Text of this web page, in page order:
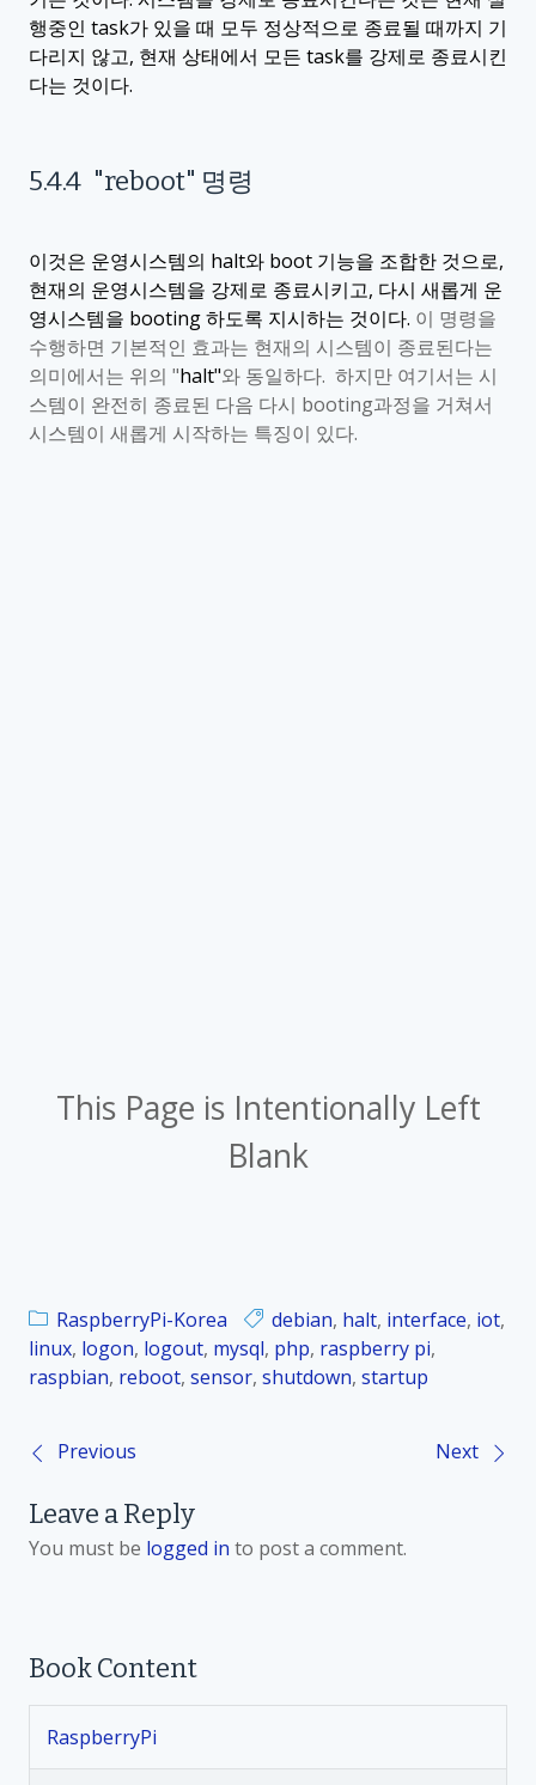
행중인 task가 있을 때 모두 정상적으로 종료될 때까지 기
다리지 않고, 현재 상태에서 모든 task를 강제로 종료시킨
다는 것이다.
5.4.4 "reboot" 명령
이것은 운영시스템의 halt와 boot 기능을 조합한 것으로,
현재의 운영시스템을 강제로 종료시키고, 다시 새롭게 운
영시스템을 booting하도록 지시하는 것이다. 이 명령을
수행하면 기본적인 효과는 현재의 시스템이 종료된다는
의미에서는 위의 "halt"와 동일하다. 하지만 여기서는 시
스템이 완전히 종료된 다음 다시 booting과정을 거쳐서
시스템이 새롭게 시작하는 특징이 있다.
This Page is Intentionally Left
Blank
RaspberryPi-Korea debian, halt, interface, iot,
linux, logon, logout, mysql, php, raspberry pi,
raspbian, reboot, sensor, shutdown, startup
P
o
n
a
Previous Next
Leave a Reply
You must be logged in to post a comment.
Book Content
RaspberryPi